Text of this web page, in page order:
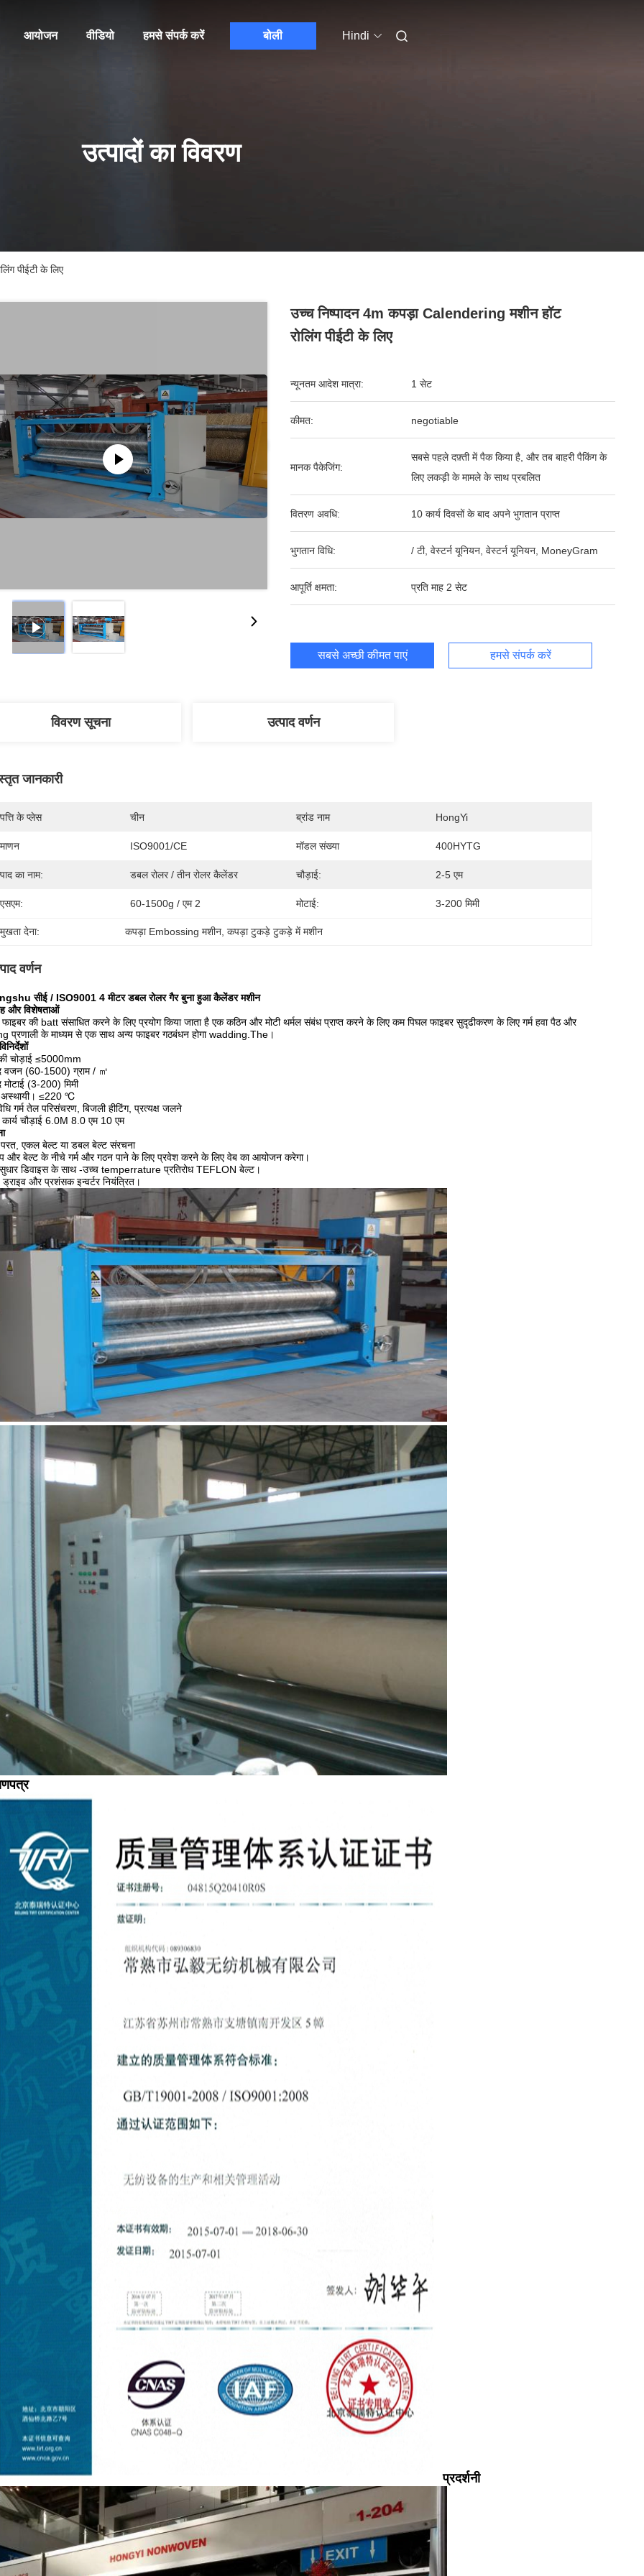
आयोजन वीडियो हमसे संपर्क करें बोली Hindi
उत्पादों का विवरण
पीईटी के लिए
उच्च निष्पादन 4m कपड़ा Calendering मशीन हॉट
रोलिंग पीईटी के लिए
न्यूनतम आदेश मात्रा: 1 सेट
कीमत: negotiable
मानक पैकेजिंग:
सबसे पहले दफ़्ती में पैक किया है, और तब बाहरी पैकिंग के
लिए लकड़ी के मामले के साथ प्रबलित
वितरण अवधि: 10 कार्य दिवसों के बाद अपने भुगतान प्राप्त
भुगतान विधि: / टी, वेस्टर्न यूनियन, वेस्टर्न यूनियन, MoneyGram
आपूर्ति क्षमता: प्रति माह 2 सेट
सबसे अच्छी कीमत पाएं हमसे संपर्क करें
विवरण सूचना उत्पाद वर्णन
जानकारी
के प्लेस चीन ब्रांड नाम HongYi
ISO9001/CE मॉडल संख्या 400HYTG
का नाम: डबल रोलर / तीन रोलर कैलेंडर चौड़ाई: 2-5 एम
60-1500g / एम 2 मोटाई: 3-200 मिमी
देना: कपड़ा Embossing मशीन , कपड़ा टुकड़े टुकड़े में मशीन
वर्णन
सीई / ISO9001 4 मीटर डबल रोलर गैर बुना हुआ कैलेंडर मशीन
और विशेषताओं
फाइबर की batt संसाधित करने के लिए प्रयोग किया जाता है एक कठिन और मोटी थर्मल संबंध प्राप्त करने के लिए कम पिघल फाइबर सुदृढीकरण के लिए गर्म हवा पैठ और
प्रणाली के माध्यम से एक साथ अन्य फाइबर गठबंधन होगा wadding.The।
चोड़ाई ≤5000mm
वजन (60-1500) ग्राम / ㎡
मोटाई (3-200) मिमी
≤220 ℃
गर्म तेल परिसंचरण, बिजली हीटिंग, प्रत्यक्ष जलने
चौड़ाई 6.0M 8.0 एम 10 एम
एकल बेल्ट या डबल बेल्ट संरचना
और बेल्ट के नीचे गर्म और गठन पाने के लिए प्रवेश करने के लिए वेब का आयोजन करेगा।
डिवाइस के साथ -उच्च temperrature प्रतिरोध TEFLON बेल्ट।
और प्रशंसक इन्वर्टर नियंत्रित।
प्रदर्शनी